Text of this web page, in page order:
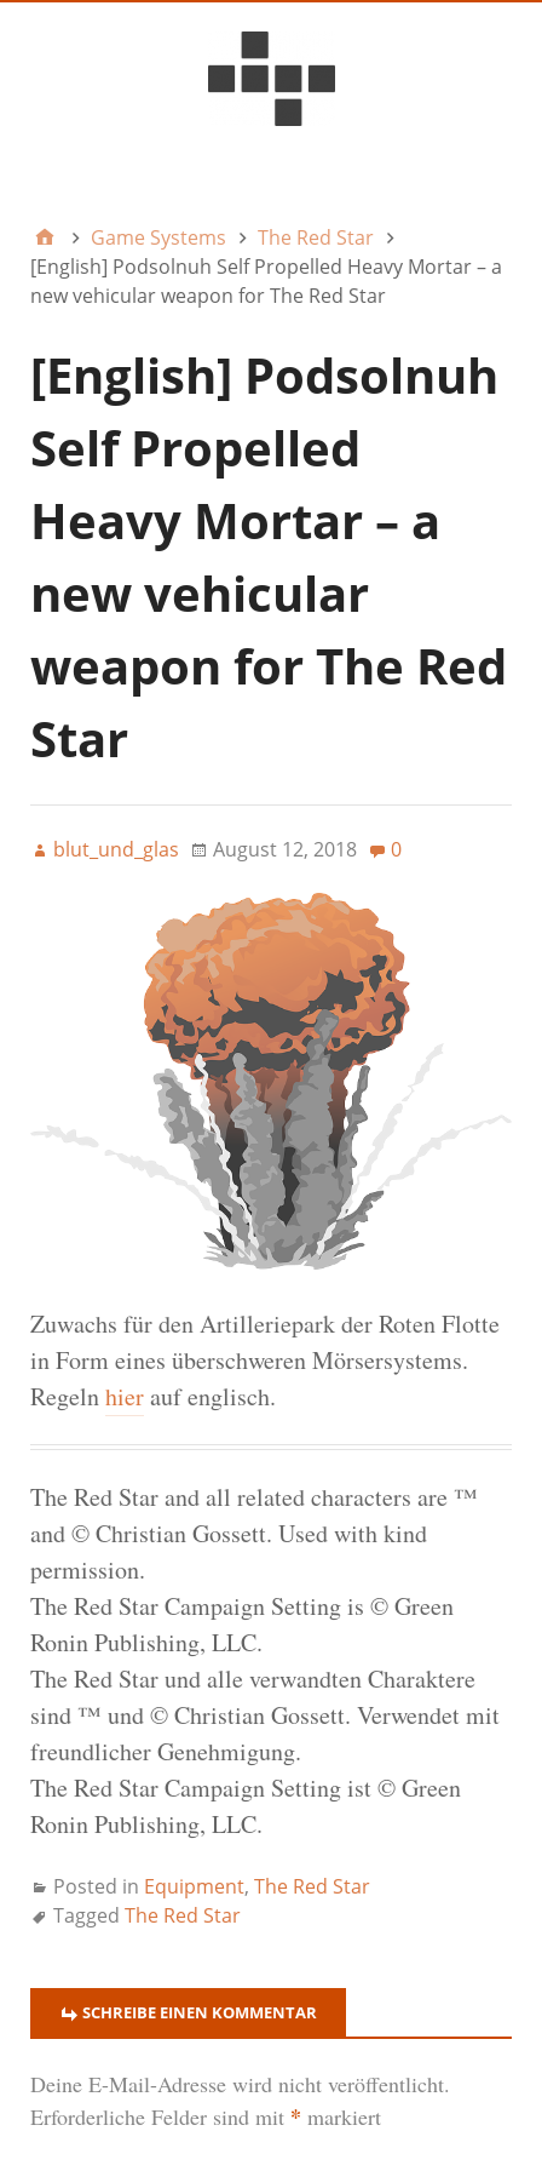
Game Systems
The Red Star
[English] Podsolnuh Self Propelled Heavy Mortar – a
new vehicular weapon for The Red Star
[English] Podsolnuh
Self Propelled
Heavy Mortar – a
new vehicular
weapon for The Red
Star
blut_und_glas August 12, 2018 0
Zuwachs für den Artilleriepark der Roten Flotte
in Form eines überschweren Mörsersystems.
Regelnhierauf englisch.
The Red Star and all related characters are ™
and © Christian Gossett. Used with kind
permission.
The Red Star Campaign Setting is © Green
Ronin Publishing, LLC.
The Red Star und alle verwandten Charaktere
sind ™ und © Christian Gossett. Verwendet mit
freundlicher Genehmigung.
The Red Star Campaign Setting ist © Green
Ronin Publishing, LLC.
Posted in Equipment, The Red Star
Tagged The Red Star
SCHREIBE EINEN KOMMENTAR
Deine E-Mail-Adresse wird nicht veröffentlicht.
Erforderliche Felder sind mit * markiert